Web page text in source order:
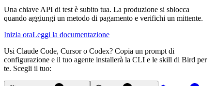
Una chiave API di test è subito tua. La produzione si sblocca
quando aggiungi un metodo di pagamento e verifichi un mittente.
Inizia oraLeggi la documentazione
Usi Claude Code, Cursor o Codex? Copia un prompt di
configurazione e il tuo agente installerà la CLI e le skill di Bird per
te. Scegli il tuo: